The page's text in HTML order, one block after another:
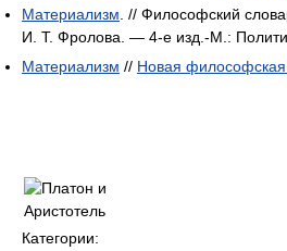
Материализм . // Философский
И. Т. Фролова. — 4-е изд.-М.:
Материализм // Новая философская
Категории: